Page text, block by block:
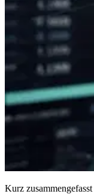
Kurz zusammengefasst